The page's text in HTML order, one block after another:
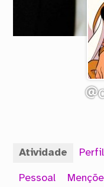
Atividade Perfil
Pessoal